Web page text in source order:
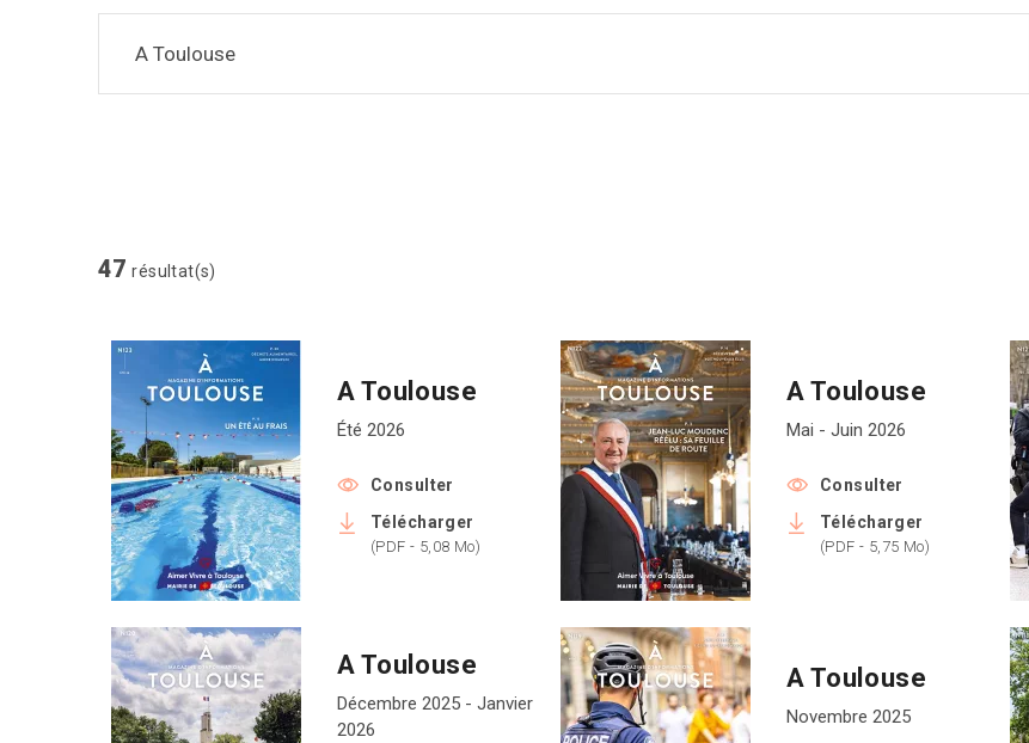
47 résultat(s)
A Toulouse
Été 2026
Consulter
Télécharger
(PDF - 5,08 Mo)
A Toulouse
Mai - Juin 2026
Consulter
Télécharger
(PDF - 5,75 Mo)
A Toulouse
Décembre 2025 - Janvier
2026
A Toulouse
Novembre 2025